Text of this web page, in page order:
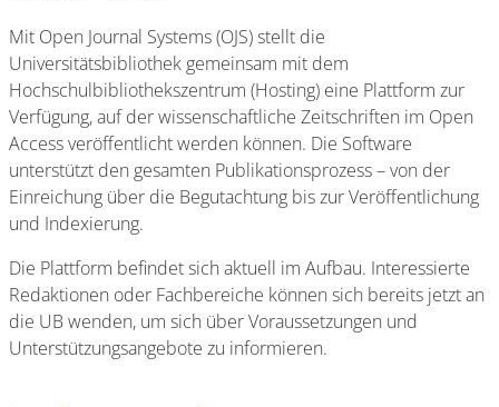
Mit Open Journal Systems (OJS) stellt die
Universitätsbibliothek gemeinsam mit dem
Hochschulbibliothekszentrum (Hosting) eine Plattform zur
Verfügung, auf der wissenschaftliche Zeitschriften im Open
Access veröffentlicht werden können. Die Software
unterstützt den gesamten Publikationsprozess – von der
Einreichung über die Begutachtung bis zur Veröffentlichung
und Indexierung.
Die Plattform befindet sich aktuell im Aufbau. Interessierte
Redaktionen oder Fachbereiche können sich bereits jetzt an
die UB wenden, um sich über Voraussetzungen und
Unterstützungsangebote zu informieren.